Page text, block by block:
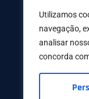
Utilizamos
navegação,
analisar
concorda